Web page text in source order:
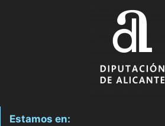
Estamos en: